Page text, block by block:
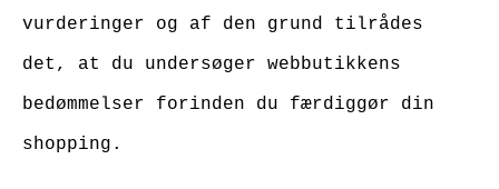
vurderinger og af den grund tilrådes
det, at du undersøger webbutikkens
bedømmelser forinden du færdiggør din
shopping.